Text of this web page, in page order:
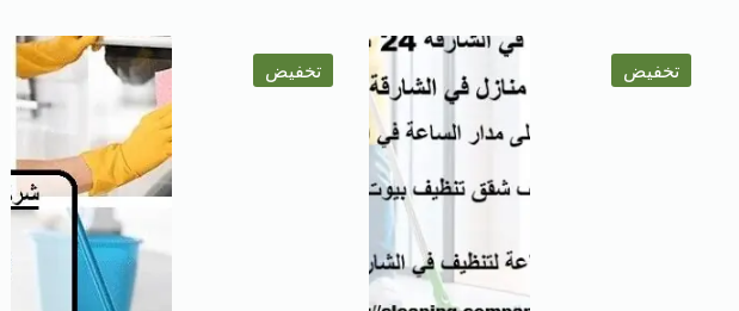
تخفيض تخفيض